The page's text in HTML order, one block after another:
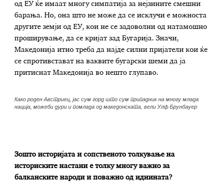
од ЕУ ќе имаат многу симпатија за нејзините смешни
барања. Но, она што не може да се исклучи е можноста
другите земји од ЕУ, кои не се задоволни од натамошно
проширување, да се кријат зад Бугарија. Значи,
Македонија итно треба да најде силни пријатели кои ќе
се спротивстават на ваквите бугарски шеми да ја
притиснат Македонија во нешто глупаво.
Како роден Австриец, јас сум горд што сум припадник на многу млада
нација, можеби дури и помлада од македонската, вели Улф Брунбауер
Зошто историјата и сопственото толкување на
историските настани е толку многу важно за
балканските народи и поважно од иднината?